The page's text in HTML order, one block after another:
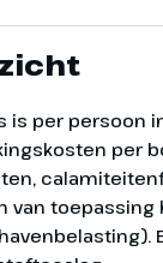
is per persoon
per
van toepassing